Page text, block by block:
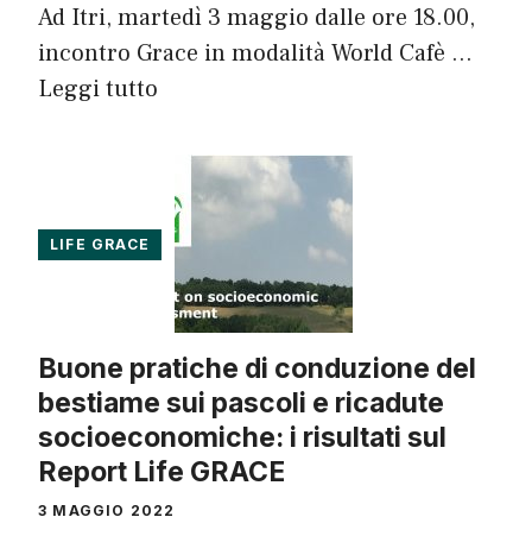
Ad Itri, martedì 3 maggio dalle ore 18.00,
incontro Grace in modalità World Cafè …
Leggi tutto
LIFE GRACE
Buone pratiche di conduzione del
bestiame sui pascoli e ricadute
socioeconomiche: i risultati sul
Report Life GRACE
3 MAGGIO 2022